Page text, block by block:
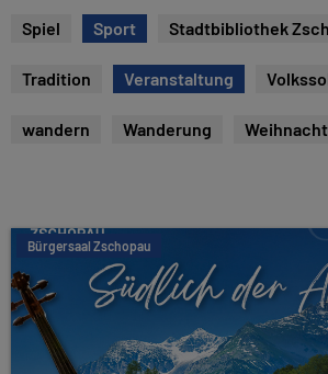
Spiel Sport Stadtbibliothek
Tradition Veranstaltung
wandern Wanderung
Bürgersaal Zschopau